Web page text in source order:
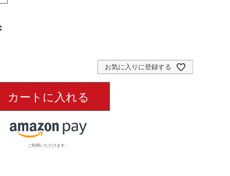
お気に入りに登録する
カートに入れる
ご利用いただけます。